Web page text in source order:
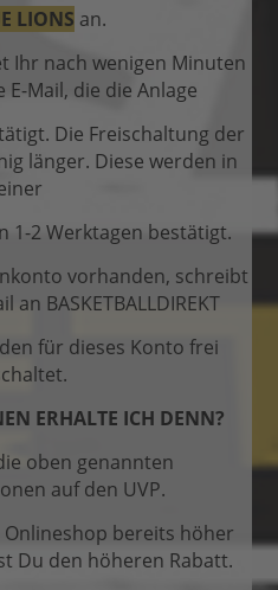
LIONS an.
Ihr nach wenigen Minuten
Mail, die die Anlage
Die Freischaltung der
länger. Diese werden in
1-2 Werktagen bestätigt.
vorhanden, schreibt
BASKETBALLDIREKT
für dieses Konto frei
ERHALTE ICH DENN?
oben genannten
auf den UVP.
Onlineshop bereits höher
Du den höheren Rabatt.